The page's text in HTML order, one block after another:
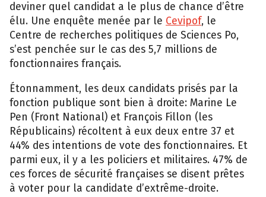
deviner quel candidat a le plus de chance d’être
élu. Une enquête menée par le Cevipof, le
Centre de recherches politiques de Sciences Po,
s’est penchée sur le cas des 5,7 millions de
fonctionnaires français.
Étonnamment, les deux candidats prisés par la
fonction publique sont bien à droite: Marine Le
Pen (Front National) et François Fillon (les
Républicains) récoltent à eux deux entre 37 et
44% des intentions de vote des fonctionnaires. Et
parmi eux, il y a les policiers et militaires. 47% de
ces forces de sécurité françaises se disent prêtes
à voter pour la candidate d’extrême-droite.